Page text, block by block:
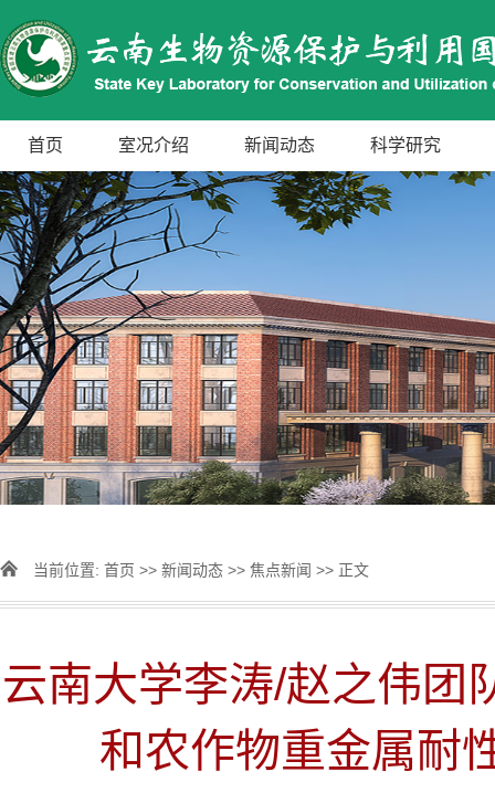
首页 室况介绍 新闻动态 科学研究
当前位置: 首页 >> 新闻动态 >> 焦点新闻 >> 正文
云南大学李涛/赵之伟团
和农作物重金属耐